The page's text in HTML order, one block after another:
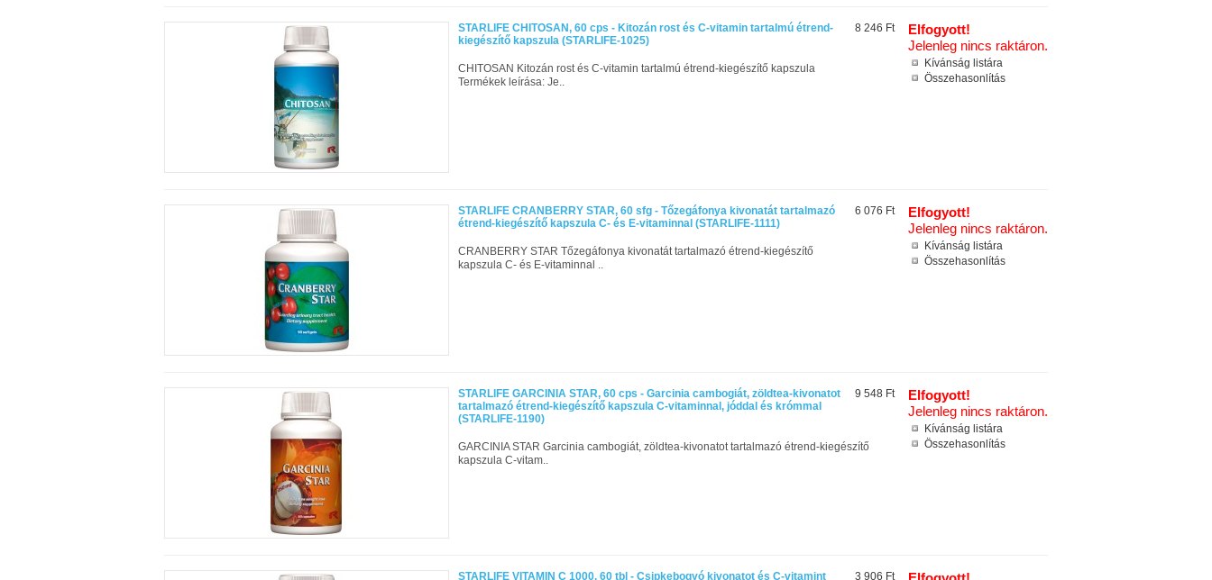
Elfogyott!
Jelenleg nincs raktáron.
Kívánság listára
Összehasonlítás
8 246 Ft
STARLIFE CHITOSAN, 60 cps - Kitozán rost és C-vitamin tartalmú étrend-
kiegészítő kapszula (STARLIFE-1025)
CHITOSAN Kitozán rost és C-vitamin tartalmú étrend-kiegészítő kapszula
Termékek leírása: Je..
Elfogyott!
Jelenleg nincs raktáron.
Kívánság listára
Összehasonlítás
6 076 Ft
STARLIFE CRANBERRY STAR, 60 sfg - Tőzegáfonya kivonatát tartalmazó
étrend-kiegészítő kapszula C- és E-vitaminnal (STARLIFE-1111)
CRANBERRY STAR Tőzegáfonya kivonatát tartalmazó étrend-kiegészítő
kapszula C- és E-vitaminnal ..
Elfogyott!
Jelenleg nincs raktáron.
Kívánság listára
Összehasonlítás
9 548 Ft
STARLIFE GARCINIA STAR, 60 cps - Garcinia cambogiát, zöldtea-kivonatot
tartalmazó étrend-kiegészítő kapszula C-vitaminnal, jóddal és krómmal
(STARLIFE-1190)
GARCINIA STAR Garcinia cambogiát, zöldtea-kivonatot tartalmazó étrend-kiegészítő
kapszula C-vitam..
3 906 Ft
STARLIFE VITAMIN C 1000, 60 tbl - Csipkebogyó kivonatot és C-vitamint